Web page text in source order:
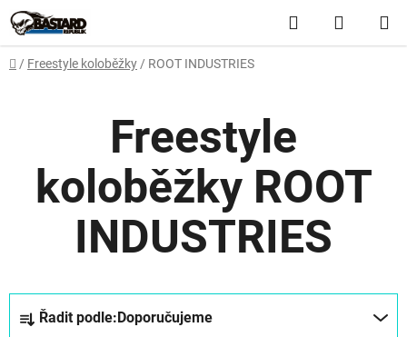
Přejít
na
obsah
Hledat
KOŠÍK
Domů
/ Freestyle koloběžky / ROOT INDUSTRIES
Freestyle
koloběžky ROOT
INDUSTRIES
Řadit podle:Doporučujeme